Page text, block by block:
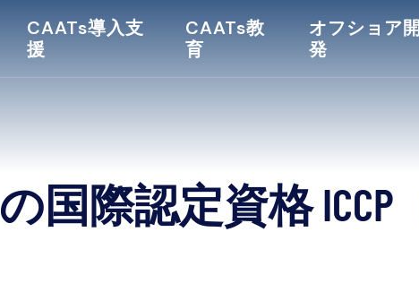
CAATs導入支
援
CAATs教
育
オフショア開
発
の国際認定資格 ICCP